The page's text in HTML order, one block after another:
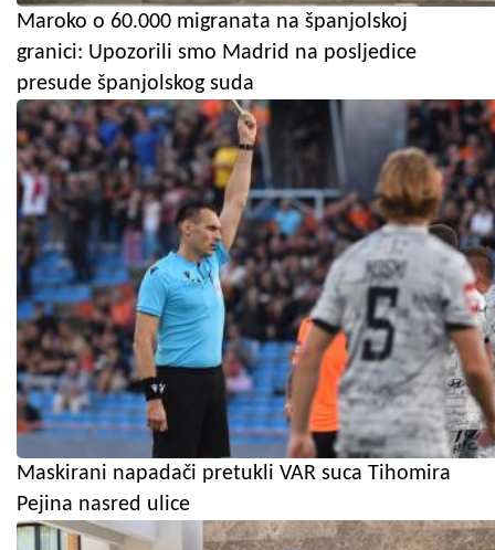
Maroko o 60.000 migranata na španjolskoj
granici: Upozorili smo Madrid na posljedice
presude španjolskog suda
Maskirani napadači pretukli VAR suca Tihomira
Pejina nasred ulice